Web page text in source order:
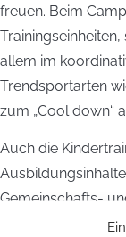
freuen. Beim
allem im
Trendsportarten
zum „Cool down“
Auch die
Gemeinschafts-
werden in den